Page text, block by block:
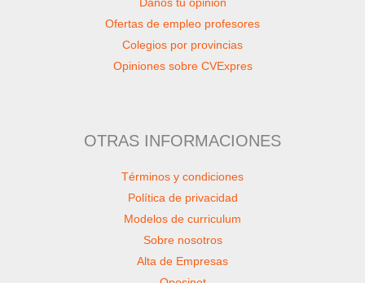
Ofertas de empleo profesores
Colegios por provincias
Opiniones sobre CVExpres
OTRAS INFORMACIONES
Términos y condiciones
Política de privacidad
Modelos de curriculum
Sobre nosotros
Alta de Empresas